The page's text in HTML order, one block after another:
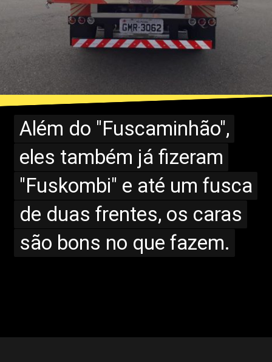
Além do "Fuscaminhão",
eles também já fizeram
"Fuskombi" e até um fusca
de duas frentes, os caras
são bons no que fazem.
Além do "Fuscaminhão",
eles também já fizeram
"Fuskombi" e até um fusca
de duas frentes, os caras
são bons no que fazem.